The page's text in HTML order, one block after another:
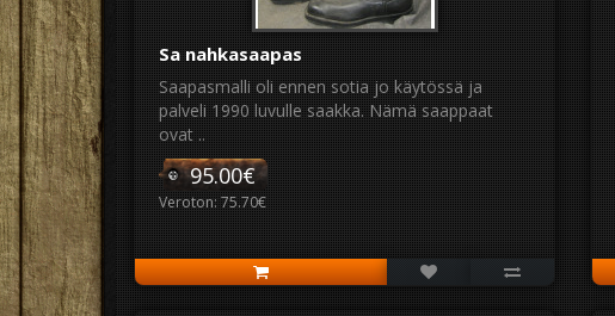
Sa nahkasaapas
Saapasmalli oli ennen sotia jo käytössä ja
palveli 1990 luvulle saakka. Nämä saappaat
ovat ..
95.00€
Veroton: 75.70€